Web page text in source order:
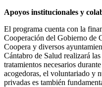
Apoyos institucionales y
El programa cuenta con la
Cooperación del Gobierno de
Coopera y diversos
Cántabro de Salud realizará
tratamientos necesarios
acogedoras, el voluntariado y
privadas es también